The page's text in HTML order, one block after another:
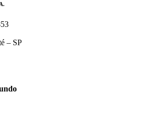
– SP